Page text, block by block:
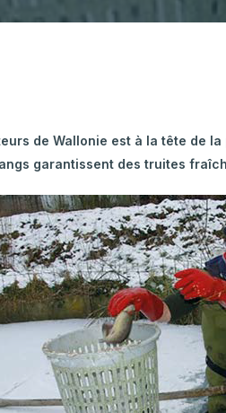
Horticulture
Viande Bovine
de Wallonie est à la tête de
garantissent des truites